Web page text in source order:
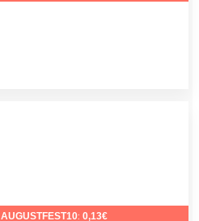
AUGUSTFEST10: 0,13€